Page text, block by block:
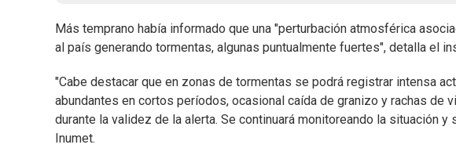
Más temprano había informado que una "perturbación atmosférica
al país generando tormentas, algunas puntualmente fuertes", detalla el
"Cabe destacar que en zonas de tormentas se podrá registrar intensa
abundantes en cortos períodos, ocasional caída de granizo y rachas de
durante la validez de la alerta. Se continuará monitoreando la situación
Inumet.